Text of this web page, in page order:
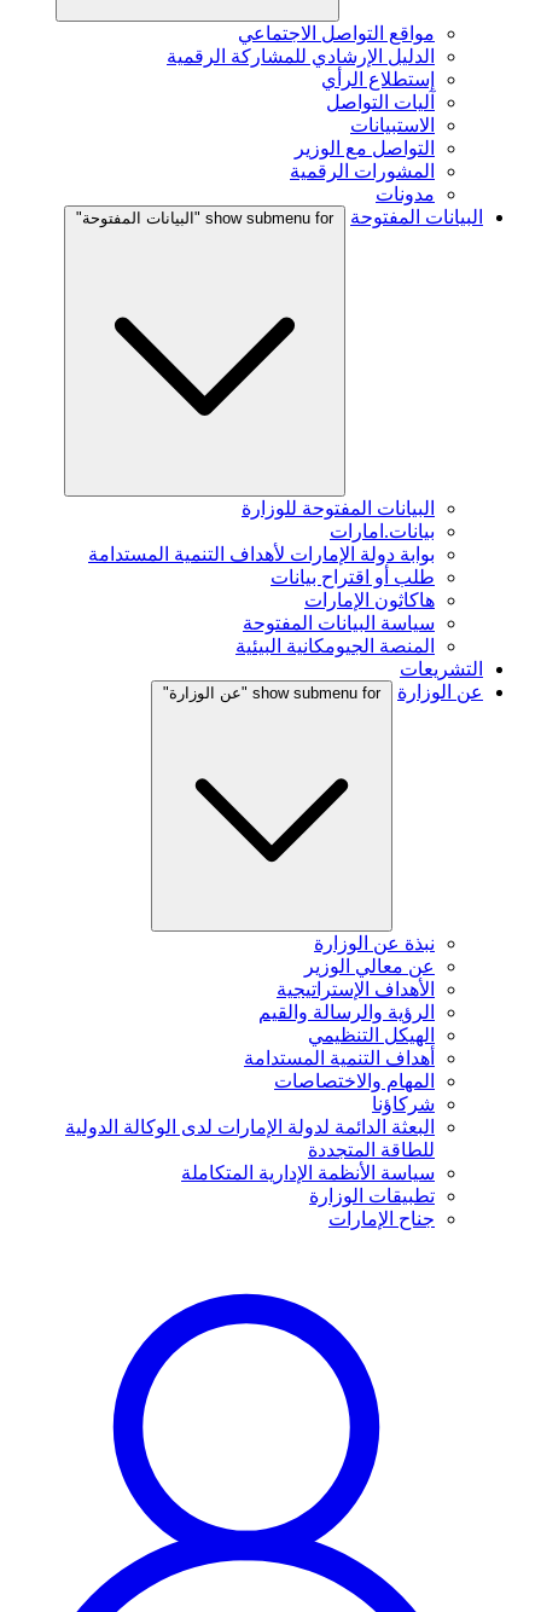
مواقع التواصل الاجتماعي
الدليل الإرشادي للمشاركة الرقمية
إستطلاع الرأي
آليات التواصل
الاستبيانات
التواصل مع الوزير
المشورات الرقمية
مدونات
البيانات المفتوحة
show submenu for "البيانات المفتوحة"
البيانات المفتوحة للوزارة
بيانات.امارات
بوابة دولة الإمارات لأهداف التنمية المستدامة
طلب أو اقتراح بيانات
هاكاثون الإمارات
سياسة البيانات المفتوحة
المنصة الجيومكانية البيئية
التشريعات
عن الوزارة
show submenu for "عن الوزارة"
نبذة عن الوزارة
عن معالي الوزير
الأهداف الإستراتيجية
الرؤية والرسالة والقيم
الهيكل التنظيمي
أهداف التنمية المستدامة
المهام والاختصاصات
شركاؤنا
البعثة الدائمة لدولة الإمارات لدى الوكالة الدولية
للطاقة المتجددة
سياسة الأنظمة الإدارية المتكاملة
تطبيقات الوزارة
جناح الإمارات